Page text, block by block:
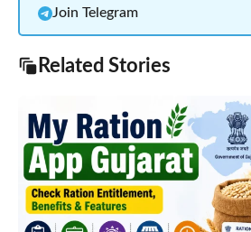
Join Telegram
Related Stories